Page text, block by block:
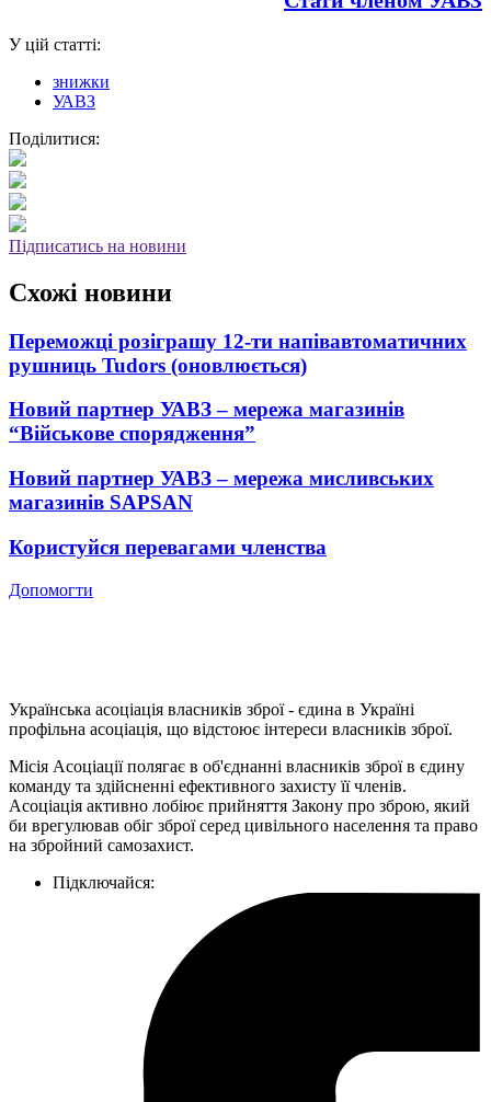
У цій статті:
знижки
УАВЗ
Поділитися:
Підписатись на новини
Схожі новини
Переможці розіграшу 12-ти напівавтоматичних
рушниць Tudors (оновлюється)
Новий партнер УАВЗ – мережа магазинів
“Військове спорядження”
Новий партнер УАВЗ – мережа мисливських
магазинів SAPSAN
Користуйся перевагами членства
Допомогти
Українська асоціація власників зброї - єдина в Україні
профільна асоціація, що відстоює інтереси власників зброї.
Місія Асоціації полягає в об'єднанні власників зброї в єдину
команду та здійсненні ефективного захисту її членів.
Асоціація активно лобіює прийняття Закону про зброю, який
би врегулював обіг зброї серед цивільного населення та право
на збройний самозахист.
Підключайся: